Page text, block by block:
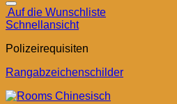
Auf die Wunschliste
Schnellansicht
Polizeirequisiten
Rangabzeichenschilder